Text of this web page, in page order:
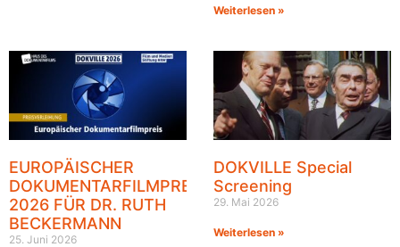
Weiterlesen »
EUROPÄISCHER
DOKUMENTARFILMPREIS
2026 FÜR DR. RUTH
BECKERMANN
25. Juni 2026
DOKVILLE Special
Screening
29. Mai 2026
Weiterlesen »